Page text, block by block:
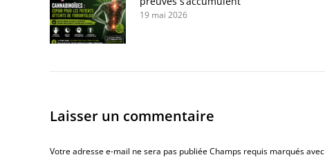
19 mai 2026
Laisser un commentaire
Votre adresse e-mail ne sera pas publiée Champs requis marqués avec